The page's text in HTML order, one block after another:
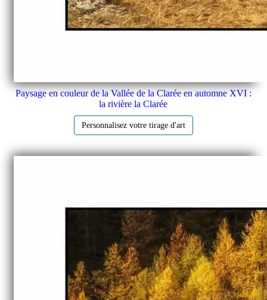
Paysage en couleur de la Vallée de la Clarée en automne XVI :
la rivière la Clarée
Personnalisez votre tirage d'art